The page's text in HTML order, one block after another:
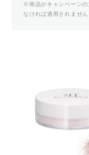
※商品がキャンペーンの
なければ適用されません